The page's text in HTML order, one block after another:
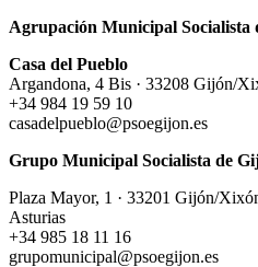
Agrupación Municipal Socialista
Casa del Pueblo
Argandona, 4 Bis · 33208 Gijón/
+34 984 19 59 10
casadelpueblo@psoegijon.es
Grupo Municipal Socialista de
Plaza Mayor, 1 · 33201 Gijón/
Asturias
+34 985 18 11 16
grupomunicipal@psoegijon.es